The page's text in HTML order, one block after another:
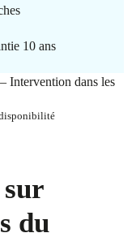
10 ans
Intervention dans les
disponibilité
du